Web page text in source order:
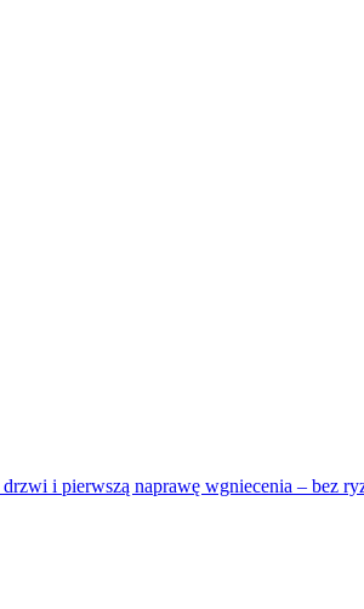
i pierwszą naprawę wgniecenia – bez